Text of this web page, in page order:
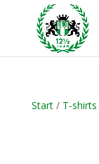
Start/ T-shirts